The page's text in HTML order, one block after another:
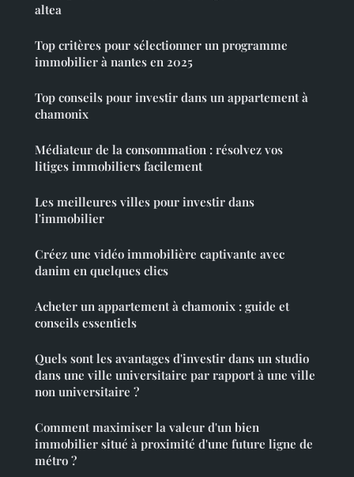
altea
Top critères pour sélectionner un programme
immobilier à nantes en 2025
Top conseils pour investir dans un appartement à
chamonix
Médiateur de la consommation : résolvez vos
litiges immobiliers facilement
Les meilleures villes pour investir dans
l'immobilier
Créez une vidéo immobilière captivante avec
danim en quelques clics
Acheter un appartement à chamonix : guide et
conseils essentiels
Quels sont les avantages d'investir dans un studio
dans une ville universitaire par rapport à une ville
non universitaire ?
Comment maximiser la valeur d'un bien
immobilier situé à proximité d'une future ligne de
métro ?